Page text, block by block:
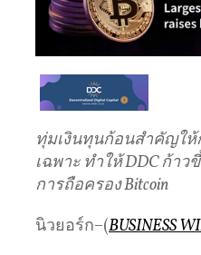
ทุ่มเงินทุนก้อนสำคัญให้
เฉพาะ ทำให้ DDC ก้า
การถือครอง Bitcoin
นิวยอร์ก–(BUSINESS